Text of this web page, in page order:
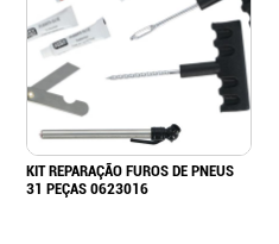
KIT REPARAÇÃO FUROS DE PNEUS
31 PEÇAS 0623016